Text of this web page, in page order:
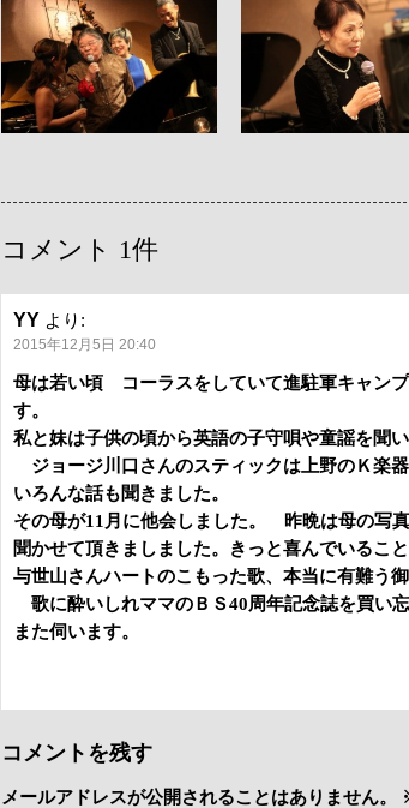
コメント 1件
YY より:
2015年12月5日 20:40
母は若い頃 コーラスをしていて進駐軍キャン
す。
私と妹は子供の頃から英語の子守唄や童謡を聞い
ジョージ川口さんのスティックは上野のＫ楽器
いろんな話も聞きました。
その母が11月に他会しました。 昨晩は母の写
聞かせて頂きましました。きっと喜んでいること
与世山さんハートのこもった歌、本当に有難う御
歌に酔いしれママのＢＳ40周年記念誌を買い忘
また伺います。
コメントを残す
メールアドレスが公開されることはありません。